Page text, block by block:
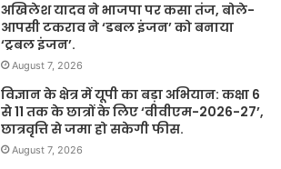
अखिलेश यादव ने भाजपा पर कसा तंज, बोले-
आपसी टकराव ने ‘डबल इंजन’ को बनाया
‘ट्रबल इंजन’.
August 7, 2026
विज्ञान के क्षेत्र में यूपी का बड़ा अभियान: कक्षा 6
से 11 तक के छात्रों के लिए ‘वीवीएम-2026-27’,
छात्रवृत्ति से जमा हो सकेगी फीस.
August 7, 2026